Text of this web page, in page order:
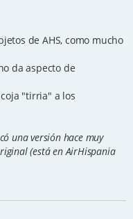
de AHS, como mucho
da aspecto de
"tirria" a los
una versión hace muy
(está en AirHispania